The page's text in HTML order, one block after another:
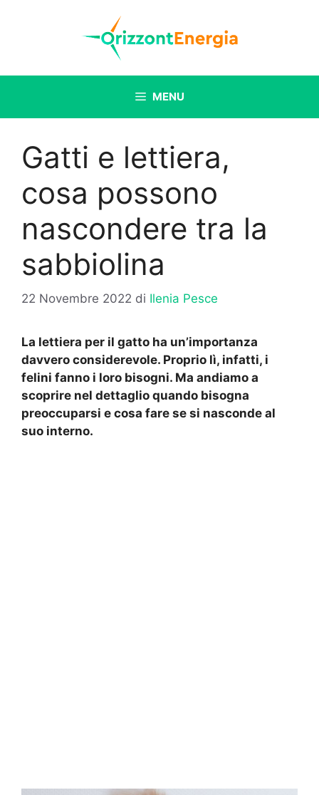
MENU
Gatti e lettiera,
cosa possono
nascondere tra la
sabbiolina
22 Novembre 2022 di Ilenia Pesce
La lettiera per il gatto ha un’importanza
davvero considerevole. Proprio lì, infatti, i
felini fanno i loro bisogni. Ma andiamo a
scoprire nel dettaglio quando bisogna
preoccuparsi e cosa fare se si nasconde al
suo interno.